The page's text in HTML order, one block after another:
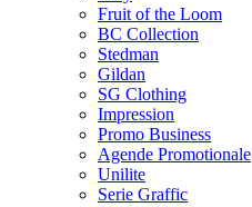
Fruit of the Loom
BC Collection
Stedman
Gildan
SG Clothing
Impression
Promo Business
Agende Promotionale
Unilite
Serie Graffic